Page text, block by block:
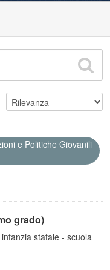
e Politiche Giovanili
grado)
statale - scuola